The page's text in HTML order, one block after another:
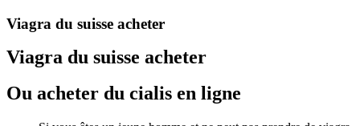
Viagra du suisse acheter
Viagra du suisse acheter
Ou acheter du cialis en ligne